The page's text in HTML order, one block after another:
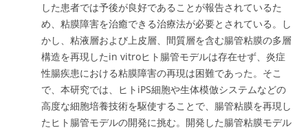
した患者では予後が良好であることが報告されているた
め、粘膜障害を治癒できる治療法が必要とされている。し
かし、粘液層および上皮層、間質層を含む腸管粘膜の多層
構造を再現したin vitroヒト腸管モデルは存在せず、炎症
性腸疾患における粘膜障害の再現は困難であった。そこ
で、本研究では、ヒトiPS細胞や生体模倣システムなどの
高度な細胞培養技術を駆使することで、腸管粘膜を再現し
たヒト腸管モデルの開発に挑む。開発した腸管粘膜モデル